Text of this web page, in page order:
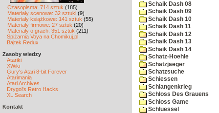
Czasopisma: 714 sztuk (185)
Materiały scenowe: 32 sztuki (9)
Materiały książkowe: 141 sztuk (55)
Materiały firmowe: 27 sztuk (20)
Materiały o grach: 351 sztuk (211)
Spiżarnia Voya na Chomikuj.pl
Bajtek Redux
Zasoby wiedzy
Atariki
XWiki
Gury's Atari 8-bit Forever
Atarimania
Atari Archives
Drygol's Retro Hacks
XL Search
Kontakt
Schaik Dash 08
Schaik Dash 09
Schaik Dash 10
Schaik Dash 11
Schaik Dash 12
Schaik Dash 13
Schaik Dash 14
Schatz-Hoehle
Schatzjaeger
Schatzsuche
Schiessen
Schlangenkrieg
Schloss Des Grauens
Schloss Game
Schluessel